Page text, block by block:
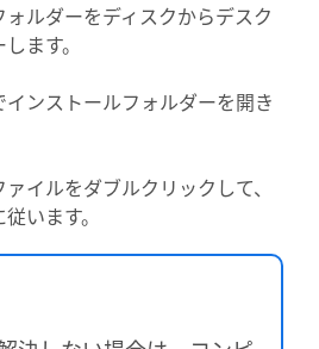
ルダーをディスクからデスク
ます。
ンストールフォルダーを開き
イルをダブルクリックして、
います。